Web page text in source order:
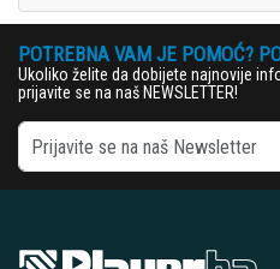
POTREBNA VAM JE POMOĆ?
Ukoliko želite da dobijete najnovije
prijavite se na naš NEWSLETTER!